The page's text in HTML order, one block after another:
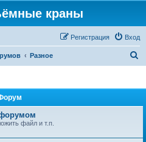
краны
Вход
Регистрация
Разное
файл и т.п.